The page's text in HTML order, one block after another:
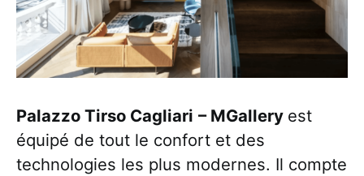
Palazzo Tirso Cagliari – MGallery est
équipé de tout le confort et des
technologies les plus modernes. Il compte